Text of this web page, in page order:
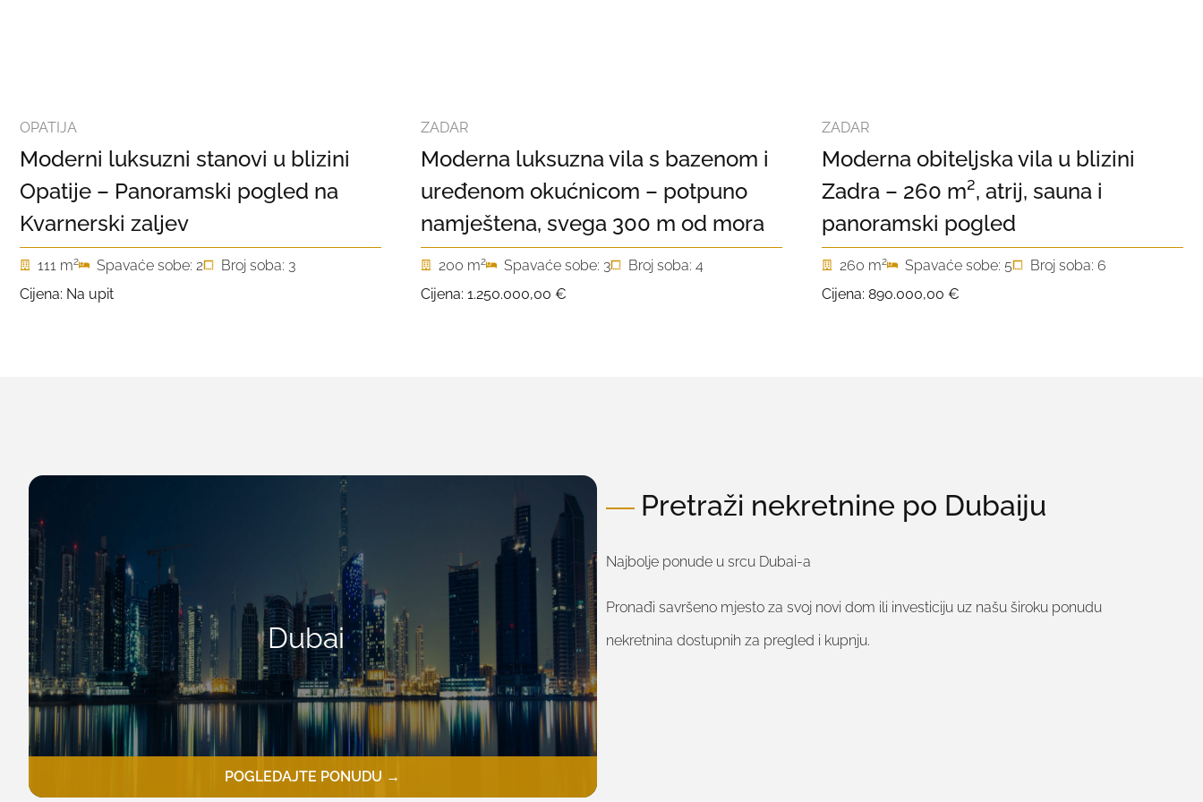
OPATIJA
Moderni luksuzni stanovi u blizini
Opatije – Panoramski pogled na
Kvarnerski zaljev
111 m2 Spavaće sobe: 2
Broj soba: 3
Cijena: Na upit
ZADAR
Moderna luksuzna vila s bazenom i
uređenom okućnicom – potpuno
namještena, svega 300 m od mora
200 m2 Spavaće sobe: 3
Broj soba: 4
Cijena: 1.250.000,00 €
ZADAR
Moderna obiteljska vila u blizini
Zadra – 260 m², atrij, sauna i
panoramski pogled
260 m2 Spavaće sobe: 5
Broj soba: 6
Cijena: 890.000,00 €
POGLEDAJTE PONUDU →
Dubai
Pretraži nekretnine po Dubaiju
Najbolje ponude u srcu Dubai-a
Pronađi savršeno mjesto za svoj novi dom ili investiciju uz našu široku ponudu
nekretnina dostupnih za pregled i kupnju.